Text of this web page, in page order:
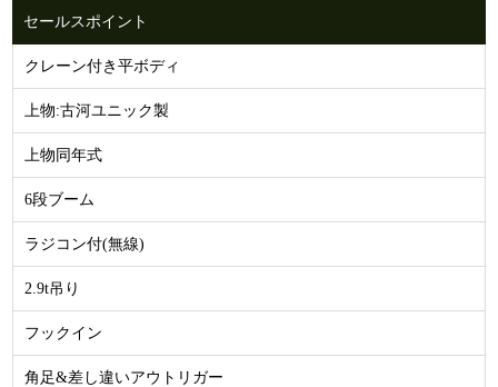
セールスポイント
クレーン付き平ボディ
上物:古河ユニック製
上物同年式
6段ブーム
ラジコン付(無線)
2.9t吊り
フックイン
角足&差し違いアウトリガー